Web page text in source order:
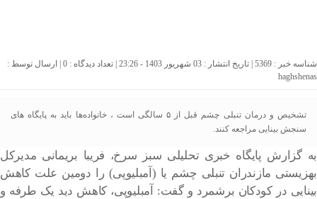
شناسه خبر : 5369 | تاریخ انتشار : 03 شهریور 1403 - 23:26 | تعداد دیدگاه : 0 | ارسال توسط :
haghshenas
تشخیص و درمان تنبلی چشم قبل از ۵ سالگی است ، خانواده‌ها باید به پایگاه های
سنجش بینایی مراجعه کنند.
به گزارش پایگاه خبری تحلیلی سبز سرخ، فریبا بریمانی مدیرکل
بهزیستی مازندران تنبلی چشم یا (آمبلیوپی) را دومین علت کاهش
بینایی در کودکان برشمرد و گفت: آمبلیوپی، کاهش دید یک طرفه و